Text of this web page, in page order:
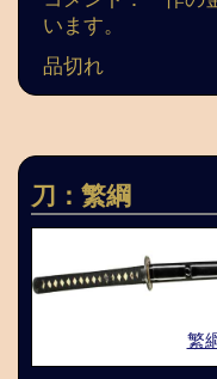
います。
品切れ
刀：繁綱
繁